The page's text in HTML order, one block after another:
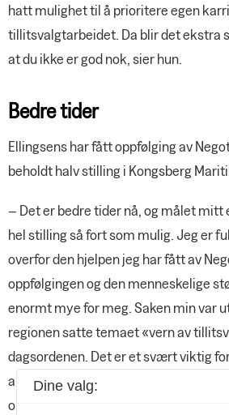
hatt mulighet til å prioritere egen
tillitsvalgtarbeidet. Da blir det ekstra
at du ikke er god nok, sier hun.
Bedre tider
Ellingsens har fått oppfølging av
beholdt halv stilling i Kongsberg
– Det er bedre tider nå, og målet mitt
hel stilling så fort som mulig. Jeg er
overfor den hjelpen jeg har fått av
oppfølgingen og den menneskelige
enormt mye for meg. Saken min var
regionen satte temaet «vern av
dagsordenen. Det er et svært viktig
arbeidstakerorganisasjonene må ha
oppmerksomhet på, mener Heidi
Dine valg: